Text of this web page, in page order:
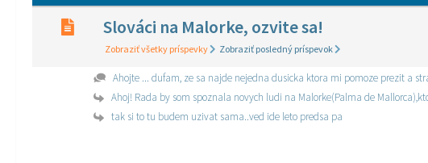
Slováci na Malorke, ozvite sa!
Zobraziť všetky príspevky Zobraziť posledný príspevok
Ahojte ... dufam, ze sa najde nejedna dusicka ktora mi pomoze prezit a
Ahoj! Rada by som spoznala novych ludi na Malorke(Palma de
tak si to tu budem uzivat sama..ved ide leto predsa pa